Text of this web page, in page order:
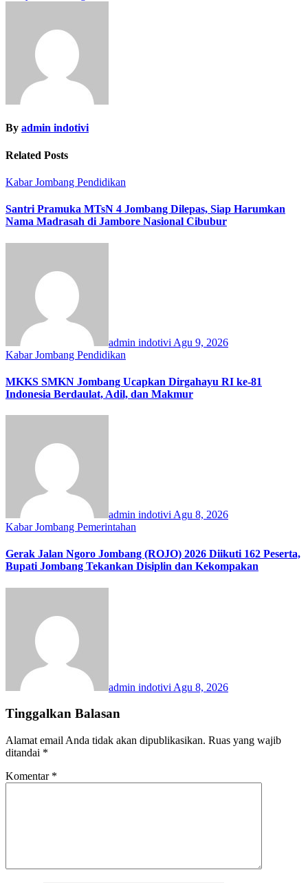
By admin indotivi
Related Posts
Kabar Jombang Pendidikan
Santri Pramuka MTsN 4 Jombang Dilepas, Siap Harumkan
Nama Madrasah di Jambore Nasional Cibubur
admin indotivi Agu 9, 2026
Kabar Jombang Pendidikan
MKKS SMKN Jombang Ucapkan Dirgahayu RI ke-81
Indonesia Berdaulat, Adil, dan Makmur
admin indotivi Agu 8, 2026
Kabar Jombang Pemerintahan
Gerak Jalan Ngoro Jombang (ROJO) 2026 Diikuti 162 Peserta,
Bupati Jombang Tekankan Disiplin dan Kekompakan
admin indotivi Agu 8, 2026
Tinggalkan Balasan
Alamat email Anda tidak akan dipublikasikan. Ruas yang wajib
ditandai *
Komentar *